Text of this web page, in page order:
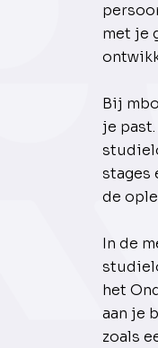
met je
Bij
je
stages
de
In de
het
aan je
zoals